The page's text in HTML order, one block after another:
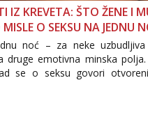
IZ KREVETA: ŠTO ŽENE I
O SEKSU NA JEDNU
noć – za neke
druge emotivna minska
se o seksu govori
noći strasti“ i dalje izaziva